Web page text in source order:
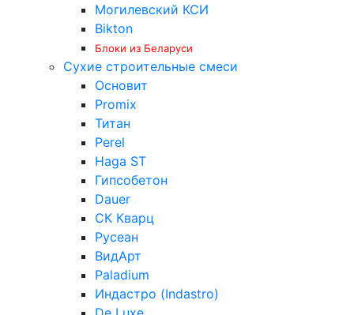
Могилевский КСИ
Bikton
Блоки из Беларуси
Сухие строительные смеси
Основит
Promix
Титан
Perel
Haga ST
Гипсобетон
Dauer
СК Кварц
Русеан
ВидАрт
Paladium
Индастро (Indastro)